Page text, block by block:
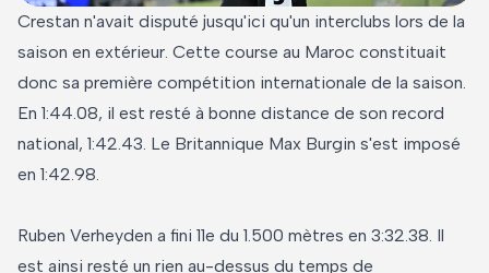
Crestan n'avait disputé jusqu'ici qu'un interclubs lors de la
saison en extérieur. Cette course au Maroc constituait
donc sa première compétition internationale de la saison.
En 1:44.08, il est resté à bonne distance de son record
national, 1:42.43. Le Britannique Max Burgin s'est imposé
en 1:42.98.
Ruben Verheyden a fini 11e du 1.500 mètres en 3:32.38. Il
est ainsi resté un rien au-dessus du temps de